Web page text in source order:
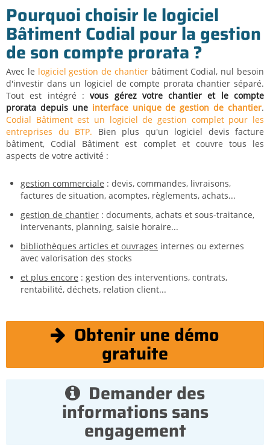
Pourquoi choisir le logiciel
Bâtiment Codial pour la gestion
de son compte prorata ?
Avec le logiciel gestion de chantierbâtiment Codial, nul besoin
d'investir dans un logiciel de compte prorata chantier séparé.
Tout est intégré :vous gérez votre chantier et le compte
prorata depuis uneinterface unique de gestion de chantier.
Codial Bâtiment est un logiciel de gestion complet pour les
entreprises du BTP. Bien plus qu'un logiciel devis facture
bâtiment, Codial Bâtiment est complet et couvre tous les
aspects de votre activité :
gestion commerciale : devis, commandes, livraisons,
factures de situation, acomptes, règlements, achats...
gestion de chantier : documents, achats et sous-traitance,
intervenants, planning, saisie horaire...
bibliothèques articles et ouvrages internes ou externes
avec valorisation des stocks
et plus encore : gestion des interventions, contrats,
rentabilité, déchets, relation client...
Obtenir une démo
gratuite
Demander des
informations sans
engagement